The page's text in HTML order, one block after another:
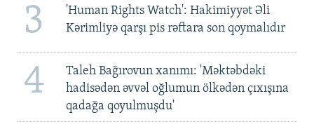
3
'Human Rights Watch': Hakimiyyət Əli
Kərimliyə qarşı pis rəftara son qoymalıdır
4
Taleh Bağırovun xanımı: 'Məktəbdəki
hadisədən əvvəl oğlumun ölkədən çıxışına
qadağa qoyulmuşdu'